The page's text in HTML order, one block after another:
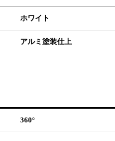
ホワイト
アルミ塗装仕上
360°